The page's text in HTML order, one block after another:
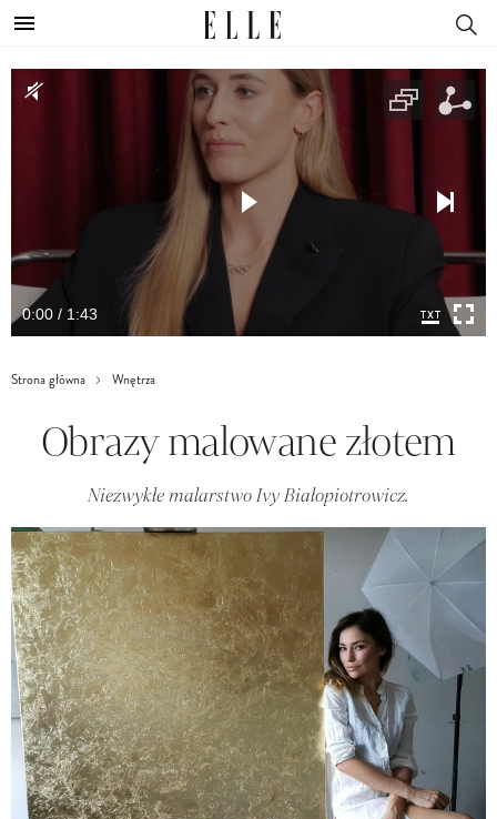
0:00 / 1:43
Strona główna Wnętrza
Obrazy malowane złotem
Niezwykłe malarstwo Ivy Białopiotrowicz.